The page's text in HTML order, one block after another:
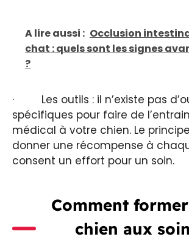
A lire aussi : Occlusion
chat : quels sont les signes
?
· Les outils : il n’existe pas
spécifiques pour faire de
médical à votre chien. Le
donner une récompense à
consent un effort pour un soin.
Comment
chien aux